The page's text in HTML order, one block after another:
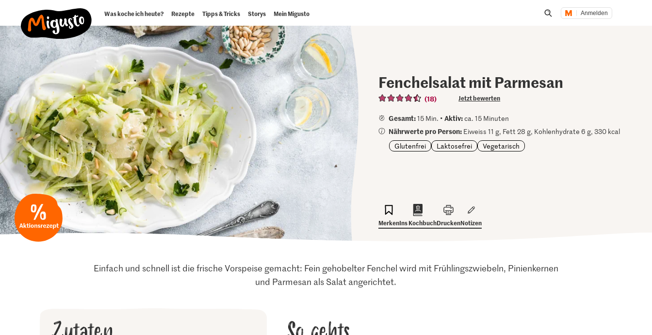
Was koche ich heute? Rezepte Tipps & Tricks Storys Mein Migusto Anmelden
Fenchelsalat mit Parmesan
(18) Jetzt bewerten
Gesamt:15 Min. •Aktiv:ca. 15 Minuten
Nährwerte pro Person: Eiweiss 11 g, Fett 28 g, Kohlenhydrate 6 g, 330 kcal
Glutenfrei
Laktosefrei Vegetarisch
MerkenIns KochbuchDruckenNotizen
Einfach und schnell ist die frische Vorspeise gemacht: Fein gehobelter Fenchel wird mit Frühlingszwiebeln, Pinienkernen
und Parmesan als Salat angerichtet.